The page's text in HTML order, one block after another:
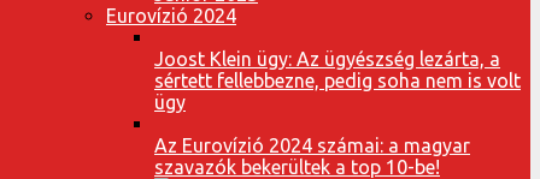
Eurovízió 2024
Joost Klein ügy: Az ügyészség lezárta, a
sértett fellebbezne, pedig soha nem is volt
ügy
Az Eurovízió 2024 számai: a magyar
szavazók bekerültek a top 10-be!